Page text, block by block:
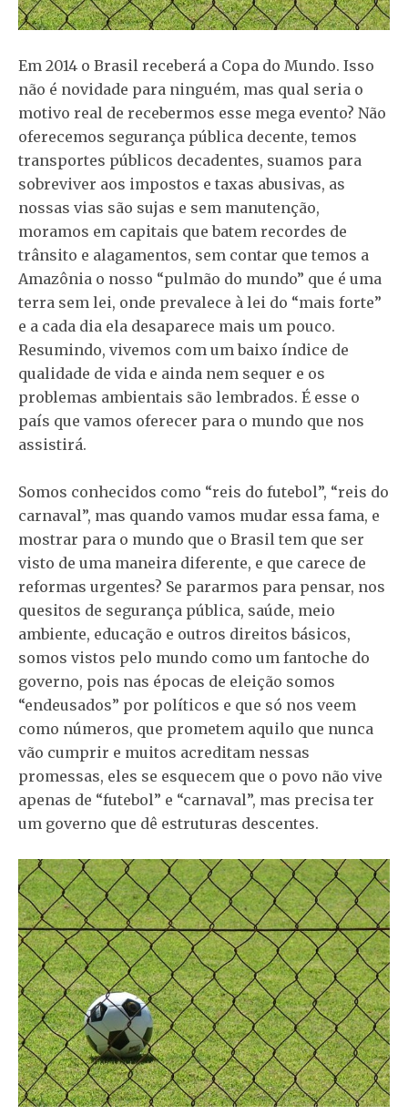
Em 2014 o Brasil receberá a Copa do Mundo. Isso
não é novidade para ninguém, mas qual seria o
motivo real de recebermos esse mega evento? Não
oferecemos segurança pública decente, temos
transportes públicos decadentes, suamos para
sobreviver aos impostos e taxas abusivas, as
nossas vias são sujas e sem manutenção,
moramos em capitais que batem recordes de
trânsito e alagamentos, sem contar que temos a
Amazônia o nosso “pulmão do mundo” que é uma
terra sem lei, onde prevalece à lei do “mais forte”
e a cada dia ela desaparece mais um pouco.
Resumindo, vivemos com um baixo índice de
qualidade de vida e ainda nem sequer e os
problemas ambientais são lembrados. É esse o
país que vamos oferecer para o mundo que nos
assistirá.
Somos conhecidos como “reis do futebol”, “reis do
carnaval”, mas quando vamos mudar essa fama, e
mostrar para o mundo que o Brasil tem que ser
visto de uma maneira diferente, e que carece de
reformas urgentes? Se pararmos para pensar, nos
quesitos de segurança pública, saúde, meio
ambiente, educação e outros direitos básicos,
somos vistos pelo mundo como um fantoche do
governo, pois nas épocas de eleição somos
“endeusados” por políticos e que só nos veem
como números, que prometem aquilo que nunca
vão cumprir e muitos acreditam nessas
promessas, eles se esquecem que o povo não vive
apenas de “futebol” e “carnaval”, mas precisa ter
um governo que dê estruturas descentes.